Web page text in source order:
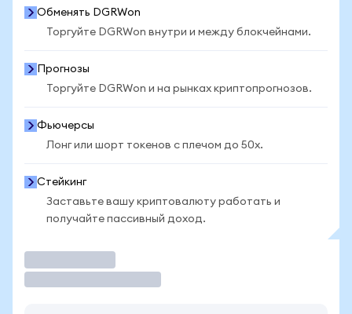
Обменять DGRWon
Торгуйте DGRWon внутри и между блокчейнами.
Прогнозы
Торгуйте DGRWon и на рынках криптопрогнозов.
Фьючерсы
Лонг или шорт токенов с плечом до 50x.
Стейкинг
Заставьте вашу криптовалюту работать и
получайте пассивный доход.